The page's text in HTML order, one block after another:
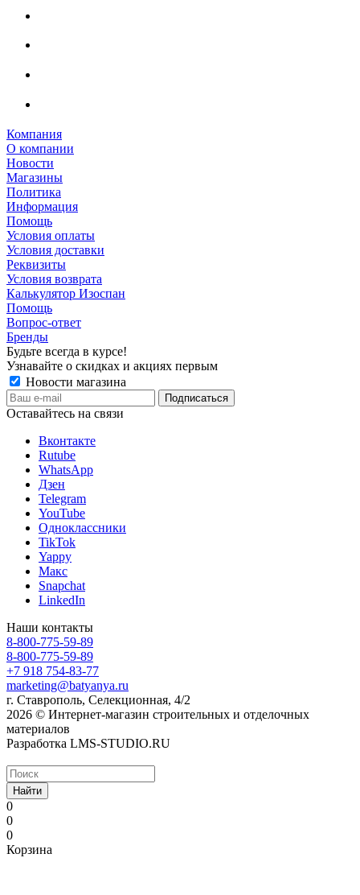
Компания
О компании
Новости
Магазины
Политика
Информация
Помощь
Условия оплаты
Условия доставки
Реквизиты
Условия возврата
Калькулятор Изоспан
Помощь
Вопрос-ответ
Бренды
Будьте всегда в курсе!
Узнавайте о скидках и акциях первым
Новости магазина
Оставайтесь на связи
Вконтакте
Rutube
WhatsApp
Дзен
Telegram
YouTube
Одноклассники
TikTok
Yappy
Макс
Snapchat
LinkedIn
Наши контакты
8-800-775-59-89
8-800-775-59-89
+7 918 754-83-77
marketing@batyanya.ru
г. Ставрополь, Селекционная, 4/2
2026 © Интернет-магазин строительных и отделочных
материалов
Разработка LMS-STUDIO.RU
Найти
0
0
0
Корзина